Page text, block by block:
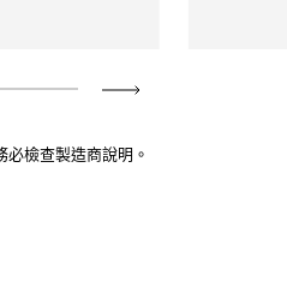
檢查製造商說明。